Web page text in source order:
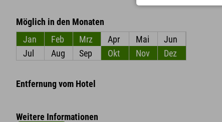
Möglich in den Monaten
Jan
Feb Mrz Apr Mai
Jun
Jul
Aug Sep Okt Nov Dez
Entfernung vom Hotel
Weitere Informationen